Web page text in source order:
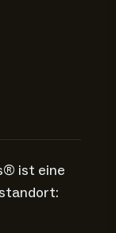
ist eine